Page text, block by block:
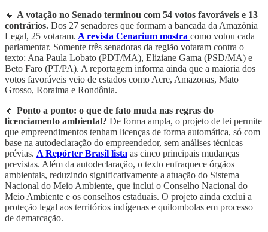
🔸 A votação no Senado terminou com 54 votos favoráveis e 13
contrários. Dos 27 senadores que formam a bancada da Amazônia
Legal, 25 votaram. A revista Cenarium mostra como votou cada
parlamentar. Somente três senadoras da região votaram contra o
texto: Ana Paula Lobato (PDT/MA), Eliziane Gama (PSD/MA) e
Beto Faro (PT/PA). A reportagem informa ainda que a maioria dos
votos favoráveis veio de estados como Acre, Amazonas, Mato
Grosso, Roraima e Rondônia.
🔸 Ponto a ponto: o que de fato muda nas regras do
licenciamento ambiental? De forma ampla, o projeto de lei permite
que empreendimentos tenham licenças de forma automática, só com
base na autodeclaração do empreendedor, sem análises técnicas
prévias. A Repórter Brasil lista as cinco principais mudanças
previstas. Além da autodeclaração, o texto enfraquece órgãos
ambientais, reduzindo significativamente a atuação do Sistema
Nacional do Meio Ambiente, que inclui o Conselho Nacional do
Meio Ambiente e os conselhos estaduais. O projeto ainda exclui a
proteção legal aos territórios indígenas e quilombolas em processo
de demarcação.